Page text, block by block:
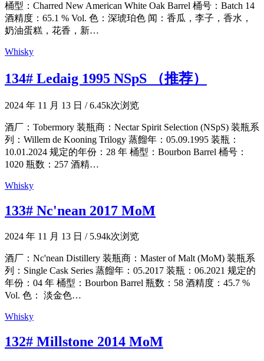
桶型：Charred New American White Oak Barrel 桶号：Batch 14
酒精度：65.1 % Vol. 色：深琥珀色 闻：香瓜，李子，香水，
奶油蛋糕，花香，新…
Whisky
134# Ledaig 1995 NSpS （推荐）
2024 年 11 月 13 日 /6.45k次浏览
酒厂：Tobermory 装瓶商：Nectar Spirit Selection (NSpS) 装瓶系
列：Willem de Kooning Trilogy 蒸餾年：05.09.1995 装瓶：
10.01.2024 规定的年份：28 年 桶型：Bourbon Barrel 桶号：
1020 瓶数：257 酒精…
Whisky
133# Nc'nean 2017 MoM
2024 年 11 月 13 日 /5.94k次浏览
酒厂：Nc'nean Distillery 装瓶商：Master of Malt (MoM) 装瓶系
列：Single Cask Series 蒸餾年：05.2017 装瓶：06.2021 规定的
年份：04 年 桶型：Bourbon Barrel 瓶数：58 酒精度：45.7 %
Vol. 色： 淡金色…
Whisky
132# Millstone 2014 MoM